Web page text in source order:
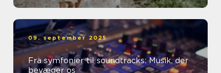
09. september 2025
Fra symfonier til soundtracks: Musik, der
bevæger os